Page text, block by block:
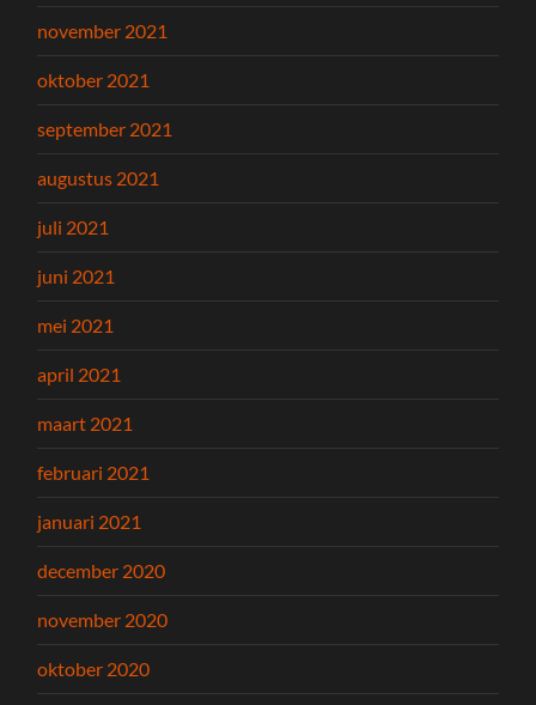
november 2021
oktober 2021
september 2021
augustus 2021
juli 2021
juni 2021
mei 2021
april 2021
maart 2021
februari 2021
januari 2021
december 2020
november 2020
oktober 2020